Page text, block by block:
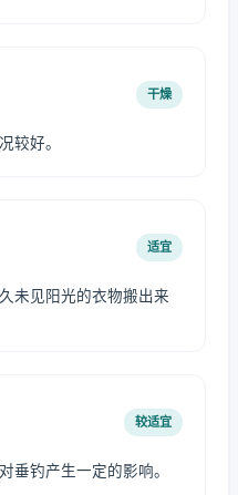
干燥
较好。
适宜
未见阳光的衣物搬出来
较适宜
垂钓产生一定的影响。